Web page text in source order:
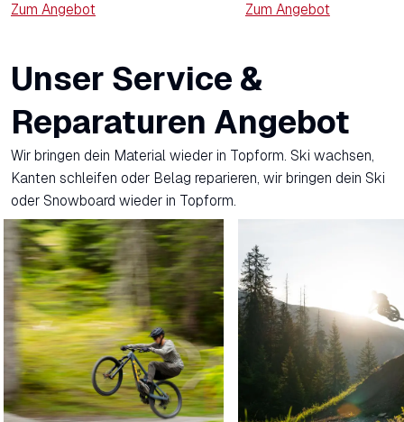
Zum Angebot Zum Angebot
Unser Service &
Reparaturen Angebot
Wir bringen dein Material wieder in Topform. Ski wachsen,
Kanten schleifen oder Belag reparieren, wir bringen dein Ski
oder Snowboard wieder in Topform.